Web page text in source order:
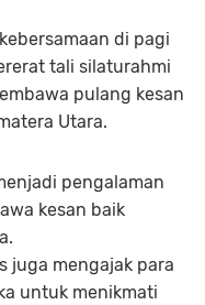
di pagi
tali silaturahmi
pulang kesan
Utara.
pengalaman
kesan baik
juga mengajak para
untuk menikmati